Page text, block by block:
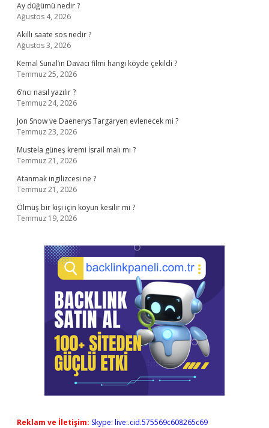
Ay düğümü nedir ?
Ağustos 4, 2026
Akıllı saate sos nedir ?
Ağustos 3, 2026
Kemal Sunal’ın Davacı filmi hangi köyde çekildi ?
Temmuz 25, 2026
6’ncı nasıl yazılır ?
Temmuz 24, 2026
Jon Snow ve Daenerys Targaryen evlenecek mi ?
Temmuz 23, 2026
Mustela güneş kremi İsrail malı mı ?
Temmuz 21, 2026
Atanmak ingilizcesi ne ?
Temmuz 21, 2026
Ölmüş bir kişi için koyun kesilir mi ?
Temmuz 19, 2026
Reklam ve İletişim: Skype: live:.cid.575569c608265c69